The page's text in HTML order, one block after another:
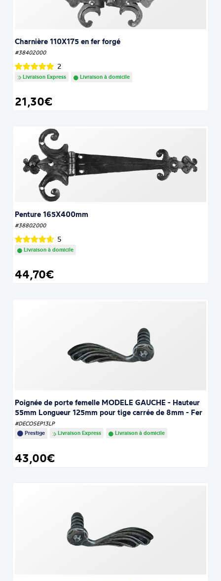
Charnière 110X175 en fer forgé
#38402000
2
Livraison Express Livraison à domicile
21,30€
Penture 165X400mm
#38802000
5
Livraison à domicile
44,70€
Poignée de porte femelle MODELE GAUCHE - Hauteur
55mm Longueur 125mm pour tige carrée de 8mm - Fer
#DECOSEP13LP
Prestige
Livraison Express Livraison à domicile
43,00€